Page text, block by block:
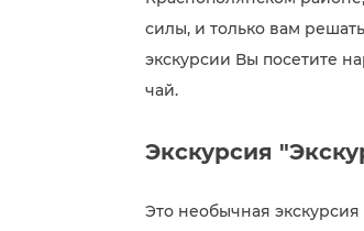
силы, и только вам
экскурсии Вы посетите
чай.
Экскурсия
Это необычная